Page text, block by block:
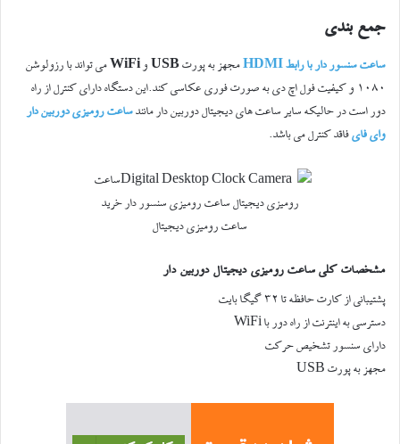
جمع بندی
ساعت سنسور‌ دار با رابط HDMI مجهز به پورت وWiFi می تواند با رزولوشن
۱۰۸۰ و کیفیت فول اچ دی به صورت فوری عکاسی کند.این دستگاه دارای کنترل از راه
دور است در حالیکه سایر ساعت های دیجیتال دوربین دار مانندساعت رومیزی دوربین دار
وای فایفاقد کنترل می باشد.
مشخصات کلی ساعت رومیزی دیجیتال دوربین دار
پشتیبانی از کارت حافظه تا ۳۲ گیگا بایت
دسترسی به اینترنت از راه دور با WiFi
دارای سنسور تشخیص حرکت
مجهز به پورت USB